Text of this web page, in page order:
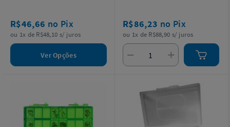
R$46,66 no Pix
ou 1x de R$48,10 s/ juros
Ver Opções
R$86,23 no Pix
ou 1x de R$88,90 s/ juros